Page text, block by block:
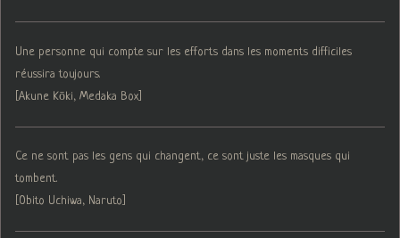
Une personne qui compte sur les efforts dans les moments difficiles
réussira toujours.
[Akune Kōki, Medaka Box]
Ce ne sont pas les gens qui changent, ce sont juste les masques qui
tombent.
[Obito Uchiwa, Naruto]